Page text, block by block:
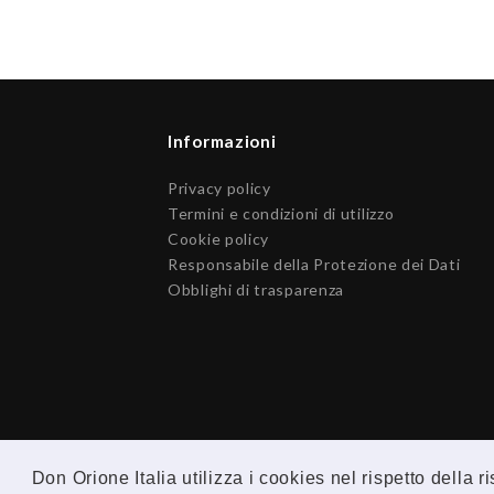
Don Orione Italia utilizza i cookies nel rispetto della
Informazioni
Privacy policy
Termini e condizioni di utilizzo
Cookie policy
Responsabile della Protezione dei Dati
Obblighi di trasparenza